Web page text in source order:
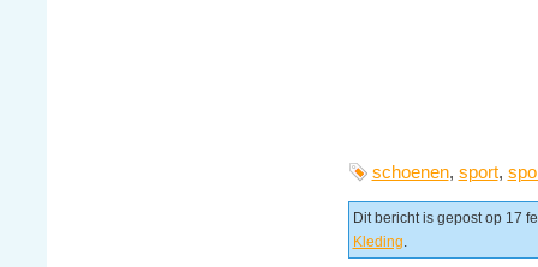
schoenen, sport,
Dit bericht is gepost op 17
Kleding.